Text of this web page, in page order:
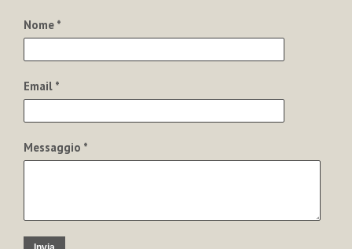
Nome *
Email *
Messaggio *